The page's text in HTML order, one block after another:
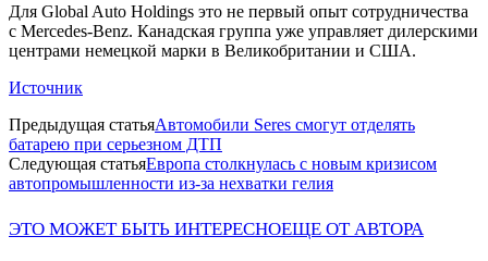
Для Global Auto Holdings это не первый опыт сотрудничества
с Mercedes-Benz. Канадская группа уже управляет дилерскими
центрами немецкой марки в Великобритании и США.
Источник
Предыдущая статьяАвтомобили Seres смогут отделять
батарею при серьезном ДТП
Следующая статьяЕвропа столкнулась с новым кризисом
автопромышленности из-за нехватки гелия
ЭТО МОЖЕТ БЫТЬ ИНТЕРЕСНОЕЩЕ ОТ АВТОРА